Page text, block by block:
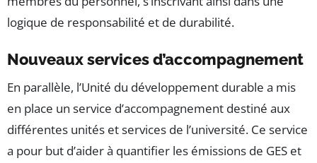
logique de responsabilité et de durabilité.
Nouveaux services d’accompagnement
En parallèle, l’Unité du développement durable a mis
en place un service d’accompagnement destiné aux
différentes unités et services de l’université. Ce service
a pour but d’aider à quantifier les émissions de GES et